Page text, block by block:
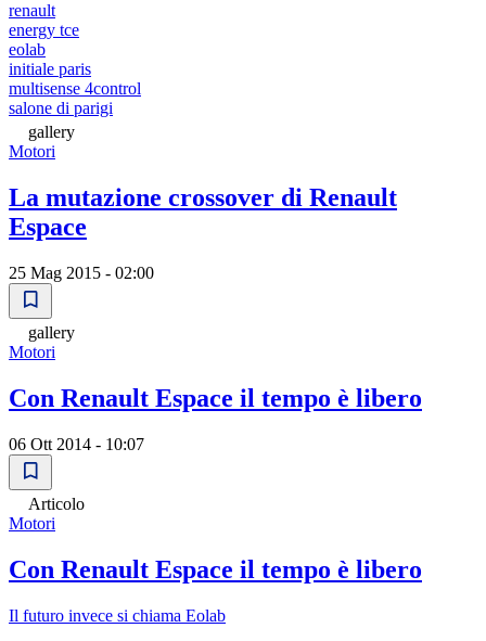
renault
energy tce
eolab
initiale paris
multisense 4control
salone di parigi
gallery
Motori
La mutazione crossover di Renault
Espace
25 Mag 2015 - 02:00
gallery
Motori
Con Renault Espace il tempo è libero
06 Ott 2014 - 10:07
Articolo
Motori
Con Renault Espace il tempo è libero
Il futuro invece si chiama Eolab